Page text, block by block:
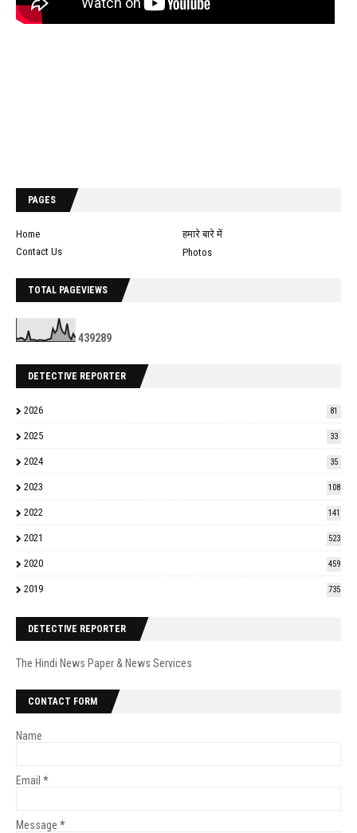
PAGES
Home
हमारे बारे में
Contact Us
Photos
TOTAL PAGEVIEWS
439289
DETECTIVE REPORTER
2026 81
2025 33
2024 35
2023 108
2022 141
2021 523
2020 459
2019 735
DETECTIVE REPORTER
The Hindi News Paper & News Services
CONTACT FORM
Name
Email *
Message *